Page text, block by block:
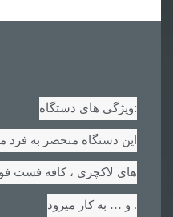
ویژگی های دستگاه:
این دستگاه منحصر به
های لاکچری ، کافه فست
و … به کار میرود .